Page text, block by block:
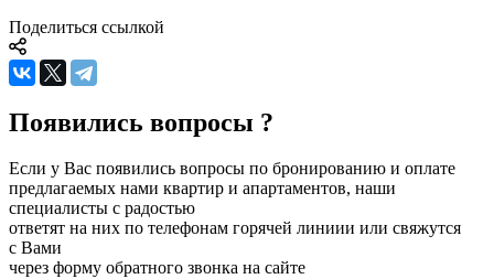
Поделиться ссылкой
Появились вопросы ?
Если у Вас появились вопросы по бронированию и оплате
предлагаемых нами квартир и апартаментов, наши
специалисты с радостью
ответят на них по телефонам горячей линиии или свяжутся
с Вами
через форму обратного звонка на сайте